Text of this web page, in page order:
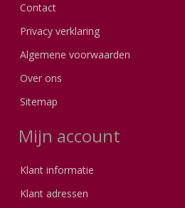
Contact
Privacy verklaring
Algemene voorwaarden
Over ons
Sitemap
Mijn account
Klant informatie
Klant adressen